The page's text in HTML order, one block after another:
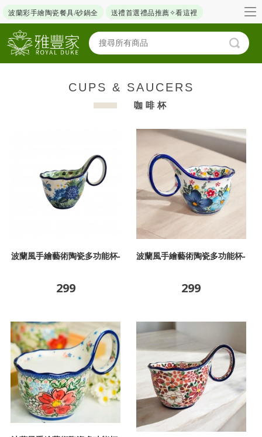
波蘭彩手繪陶瓷餐具/砂鍋全 送禮首選禮品推薦✧看這裡
CUPS & SAUCERS
咖啡杯
波蘭風手繪藝術陶瓷多功能杯-
299
波蘭風手繪藝術陶瓷多功能杯-
299